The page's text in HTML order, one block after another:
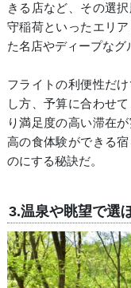
きる店など、その選
守稲荷といったエリ
た名店やディープなグ
フライトの利便性だ
し方、予算に合わせ
り満足度の高い滞在
高の食体験ができる
のにする秘訣だ。
3.温泉や眺望で選